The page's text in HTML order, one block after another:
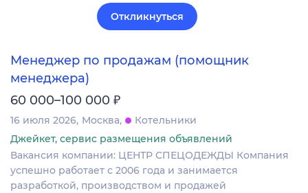
Откликнуться
Менеджер по продажам (помощник
менеджера)
60 000–100 000 ₽
16 июля 2026 Москва
Котельники
Джейкет, сервис размещения объявлений
Вакансия компании: ЦЕНТР СПЕЦОДЕЖДЫ Компания
успешно работает с 2006 года и занимается
разработкой, производством и продажей